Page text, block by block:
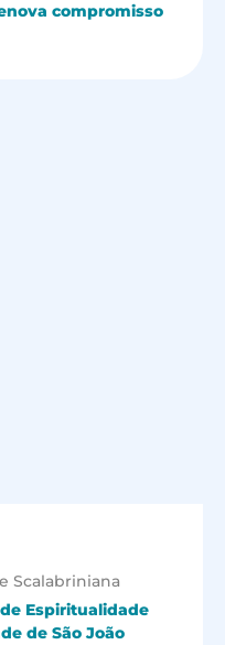
compromisso
Scalabriniana
Espiritualidade
de São João